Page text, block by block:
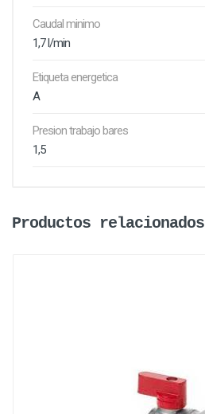
Caudal minimo
1,7 l/min
Etiqueta energetica
A
Presion trabajo bares
1,5
Productos relacionados